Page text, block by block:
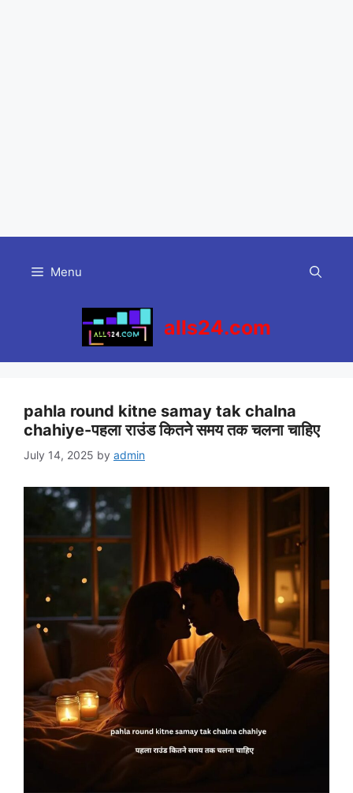
content
Menu
alls24.com
pahla round kitne samay tak chalna
chahiye-पहला राउंड कितने समय तक चलना चाहिए
July 14, 2025 by admin